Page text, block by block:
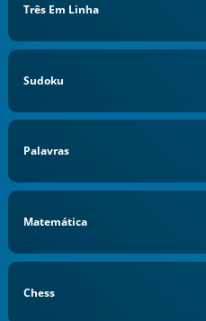
Três Em Linha
Sudoku
Palavras
Matemática
Chess